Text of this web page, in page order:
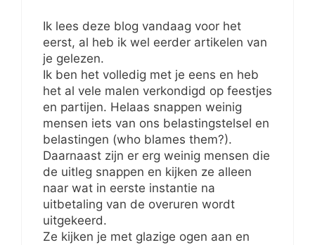
Ik lees deze blog vandaag voor het
eerst, al heb ik wel eerder artikelen van
je gelezen.
Ik ben het volledig met je eens en heb
het al vele malen verkondigd op feestjes
en partijen. Helaas snappen weinig
mensen iets van ons belastingstelsel en
belastingen (who blames them?).
Daarnaast zijn er erg weinig mensen die
de uitleg snappen en kijken ze alleen
naar wat in eerste instantie na
uitbetaling van de overuren wordt
uitgekeerd.
Ze kijken je met glazige ogen aan en